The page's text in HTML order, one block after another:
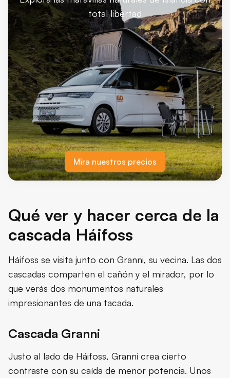
total libertad
Mira nuestros precios
Qué ver y hacer cerca de la
cascada Háifoss
Háifoss se visita junto con Granni, su vecina. Las dos
cascadas comparten el cañón y el mirador, por lo
que verás dos monumentos naturales
impresionantes de una tacada.
Cascada Granni
Justo al lado de Háifoss, Granni crea cierto
contraste con su caída de menor potencia. Unos